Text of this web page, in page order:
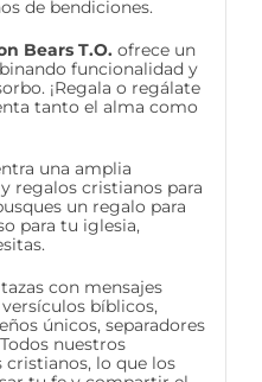
de bendiciones.
Bears T.O.ofrece un
funcionalidad y
¡Regala o regálate
tanto el alma como
una amplia
regalos cristianos para
un regalo para
para tu iglesia,
con mensajes
bíblicos,
únicos, separadores
nuestros
lo que los